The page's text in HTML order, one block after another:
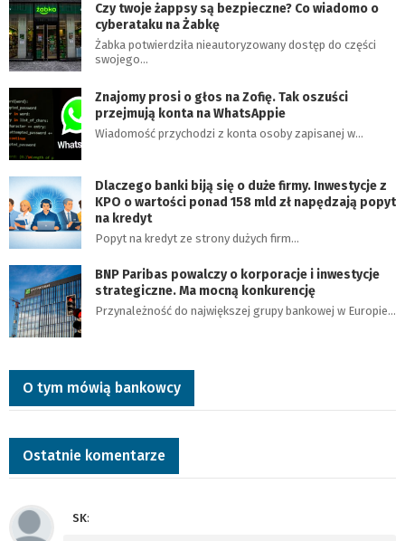
Czy twoje żappsy są bezpieczne? Co wiadomo o
cyberataku na Żabkę
Żabka potwierdziła nieautoryzowany dostęp do części
swojego…
Znajomy prosi o głos na Zofię. Tak oszuści
przejmują konta na WhatsAppie
Wiadomość przychodzi z konta osoby zapisanej w…
Dlaczego banki biją się o duże firmy. Inwestycje z
KPO o wartości ponad 158 mld zł napędzają popyt
na kredyt
Popyt na kredyt ze strony dużych firm…
BNP Paribas powalczy o korporacje i inwestycje
strategiczne. Ma mocną konkurencję
Przynależność do największej grupy bankowej w Europie…
O tym mówią bankowcy
Ostatnie komentarze
SK: